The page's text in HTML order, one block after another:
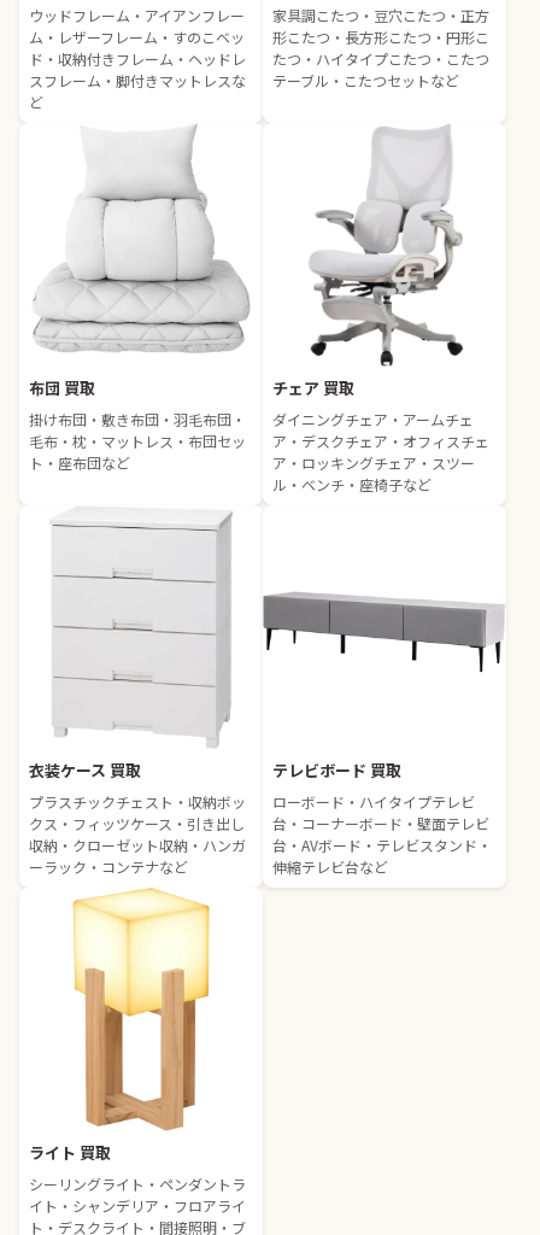
ウッドフレーム・アイアンフレー
ム・レザーフレーム・すのこベッ
ド・収納付きフレーム・ヘッドレ
スフレーム・脚付きマットレスな
ど
家具調こたつ・豆穴こたつ・正方
形こたつ・長方形こたつ・円形こ
たつ・ハイタイプこたつ・こたつ
テーブル・こたつセットなど
布団 買取
掛け布団・敷き布団・羽毛布団・
毛布・枕・マットレス・布団セッ
ト・座布団など
チェア 買取
ダイニングチェア・アームチェ
ア・デスクチェア・オフィスチェ
ア・ロッキングチェア・スツー
ル・ベンチ・座椅子など
衣装ケース 買取
プラスチックチェスト・収納ボッ
クス・フィッツケース・引き出し
収納・クローゼット収納・ハンガ
ーラック・コンテナなど
テレビボード 買取
ローボード・ハイタイプテレビ
台・コーナーボード・壁面テレビ
台・AVボード・テレビスタンド・
伸縮テレビ台など
ライト 買取
シーリングライト・ペンダントラ
イト・シャンデリア・フロアライ
ト・デスクライト・間接照明・ブ